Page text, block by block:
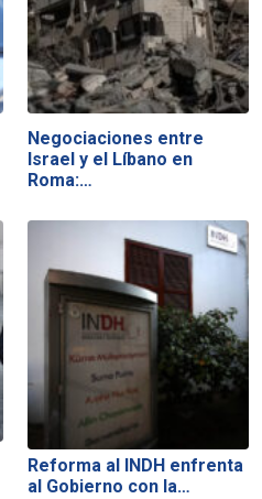
Negociaciones entre
Israel y el Líbano en
Roma:…
Reforma al INDH enfrenta
al Gobierno con la…